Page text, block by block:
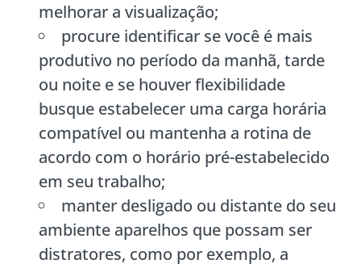
melhorar a visualização;
procure identificar se você é mais
produtivo no período da manhã, tarde
ou noite e se houver flexibilidade
busque estabelecer uma carga horária
compatível ou mantenha a rotina de
acordo com o horário pré-estabelecido
em seu trabalho;
manter desligado ou distante do seu
ambiente aparelhos que possam ser
distratores, como por exemplo, a